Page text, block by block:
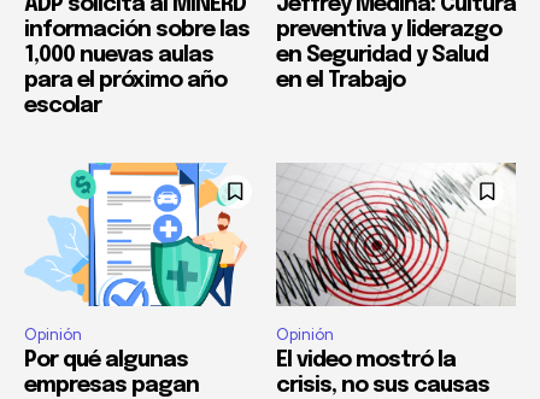
ADP solicita al MINERD
información sobre las
1,000 nuevas aulas
para el próximo año
escolar
Jeffrey Medina: Cultura
preventiva y liderazgo
en Seguridad y Salud
en el Trabajo
Opinión
Por qué algunas
empresas pagan
Opinión
El video mostró la
crisis, no sus causas